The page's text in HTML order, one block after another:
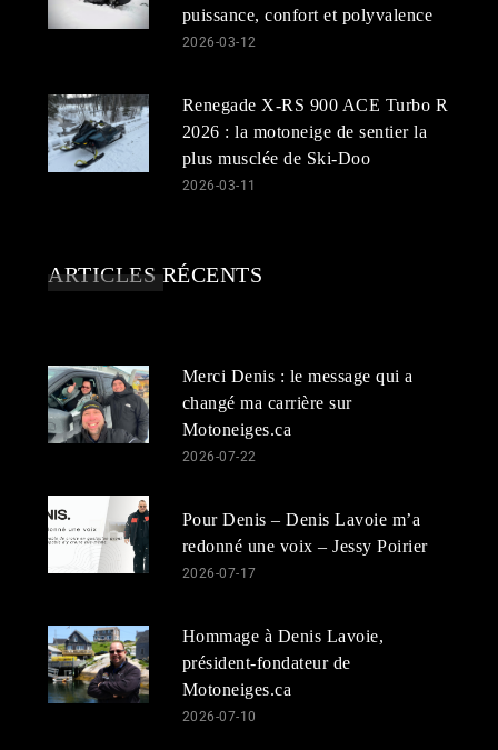
puissance, confort et polyvalence
2026-03-12
Renegade X-RS 900 ACE Turbo R
2026 : la motoneige de sentier la
plus musclée de Ski-Doo
2026-03-11
ARTICLES RÉCENTS
Merci Denis : le message qui a
changé ma carrière sur
Motoneiges.ca
2026-07-22
Pour Denis – Denis Lavoie m’a
redonné une voix – Jessy Poirier
2026-07-17
Hommage à Denis Lavoie,
président-fondateur de
Motoneiges.ca
2026-07-10